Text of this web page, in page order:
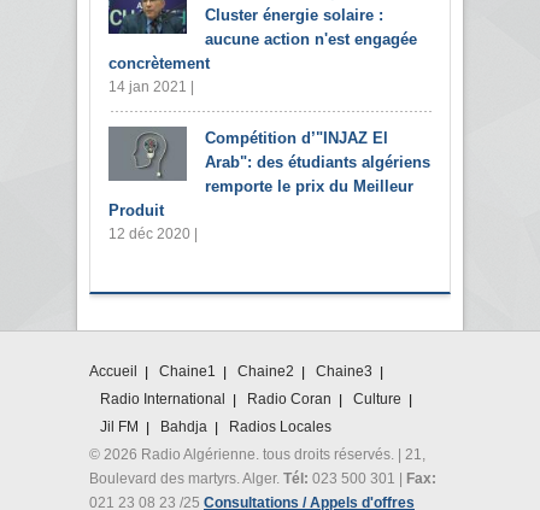
Cluster énergie solaire :
aucune action n'est engagée
concrètement
14 jan 2021 |
Compétition d’"INJAZ El
Arab": des étudiants algériens
remporte le prix du Meilleur
Produit
12 déc 2020 |
Accueil Chaine1 Chaine2
Chaine3
Radio International
Radio Coran
Culture
Jil FM
Bahdja
Radios Locales
© 2026 Radio Algérienne. tous droits réservés. | 21,
Boulevard des martyrs. Alger. Tél: 023 500 301 | Fax:
021 23 08 23 /25 Consultations / Appels d'offres